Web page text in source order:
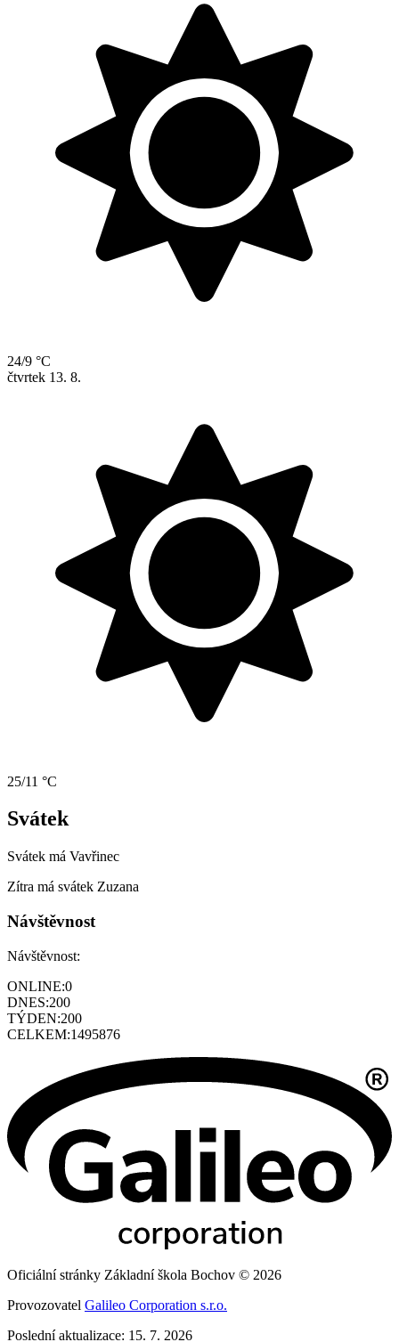
24/9 °C
čtvrtek 13. 8.
25/11 °C
Svátek
Svátek má Vavřinec
Zítra má svátek Zuzana
Návštěvnost
Návštěvnost:
ONLINE:0
DNES:200
TÝDEN:200
CELKEM:1495876
Oficiální stránky Základní škola Bochov © 2026
Provozovatel Galileo Corporation s.r.o.
Poslední aktualizace: 15. 7. 2026